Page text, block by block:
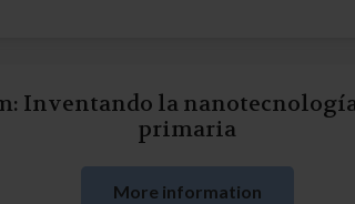
Inventando la
primaria
More information